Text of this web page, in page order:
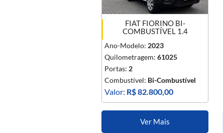
FIAT FIORINO BI-
COMBUSTÍVEL 1.4
Ano-Modelo: 2023
Quilometragem: 61025
Portas: 2
Combustível: Bi-Combustível
Valor: R$ 82.800,00
Ver Mais